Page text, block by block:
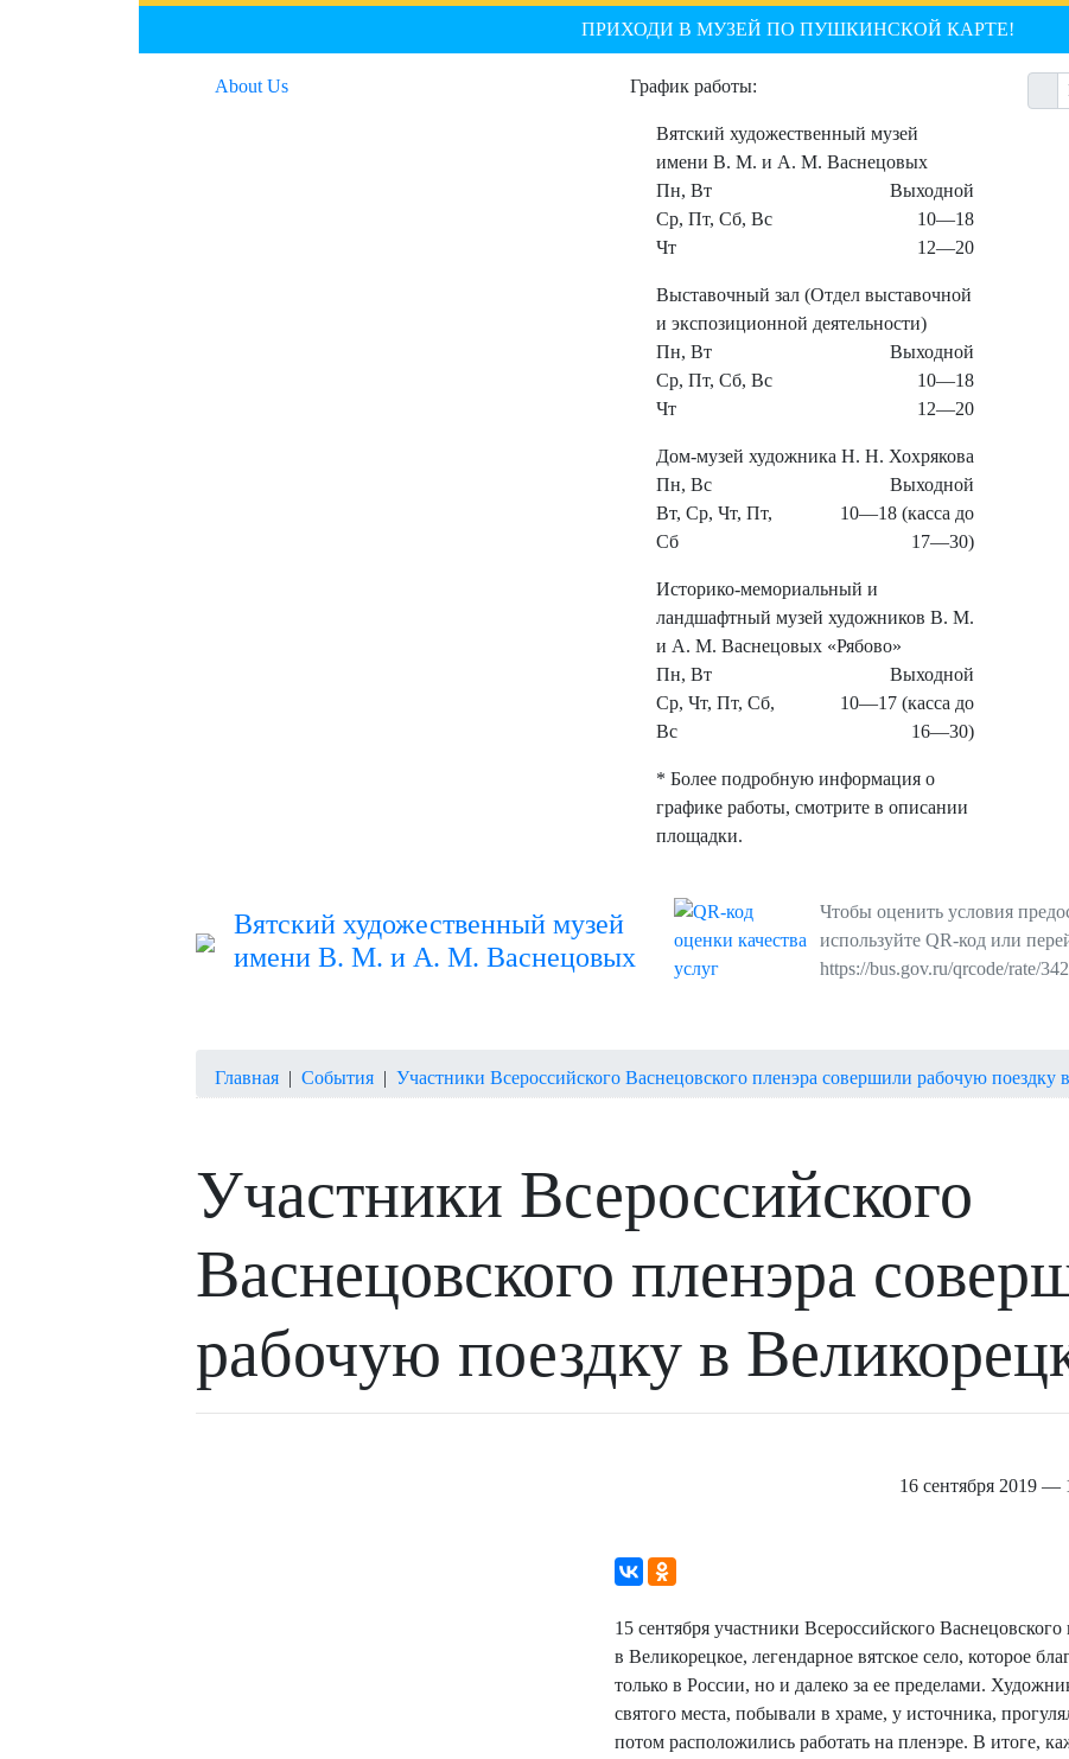
ПРИХОДИ В МУЗЕЙ ПО ПУШКИНСКОЙ КАРТЕ!
About Us График работы:
Вятский художественный музей
имени В. М. и А. М. Васнецовых
Пн, Вт
Ср, Пт, Сб, Вс
Чт
Выходной
10—18
12—20
Выставочный зал (Отдел выставочной
и экспозиционной деятельности)
Пн, Вт
Ср, Пт, Сб, Вс
Чт
Выходной
10—18
12—20
Дом-музей художника Н. Н. Хохрякова
Пн, Вс
Вт, Ср, Чт, Пт,
Сб
Выходной
10—18 (касса до
17—30)
Историко-мемориальный и
ландшафтный музей художников В. М.
и А. М. Васнецовых «Рябово»
Пн, Вт
Ср, Чт, Пт, Сб,
Вс
Выходной
10—17 (касса до
16—30)
* Более подробную информация о
графике работы, смотрите в описании
площадки.
Вятский художественный музей
имени В. М. и А. М. Васнецовых
Чтобы оценить условия
используйте QR-код или
https://bus.gov.ru/qrcode/rate/
Главная | События | Участники Всероссийского Васнецовского пленэра совершили рабочую поездку
Участники Всероссийского
Васнецовского пленэра
рабочую поездку в
16 сентября 2019 —
15 сентября участники Всероссийского
в Великорецкое, легендарное вятское село, которое
только в России, но и далеко за ее пределами.
святого места, побывали в храме, у источника,
потом расположились работать на пленэре. В итоге,